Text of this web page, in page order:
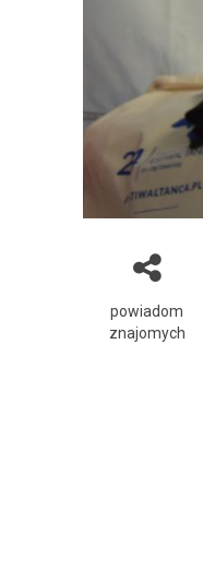
powiadom
znajomych